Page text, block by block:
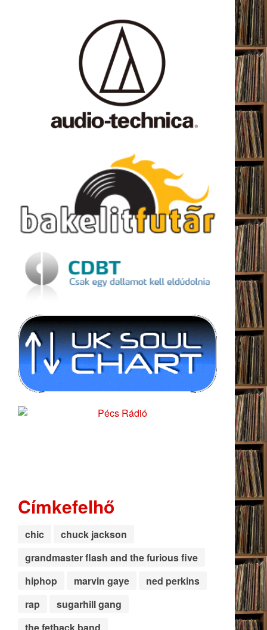
Címkefelhő
chic
chuck jackson
grandmaster flash and the furious five
hiphop
marvin gaye
ned perkins
rap
sugarhill gang